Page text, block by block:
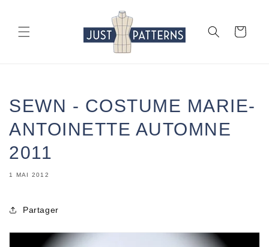
au
contenu
Panier
SEWN - COSTUME MARIE-
ANTOINETTE AUTOMNE
2011
1 MAI 2012
Partager